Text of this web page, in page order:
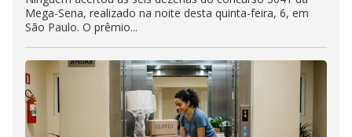
Mega-Sena, realizado na noite desta quinta-feira, 6, em
São Paulo. O prêmio...